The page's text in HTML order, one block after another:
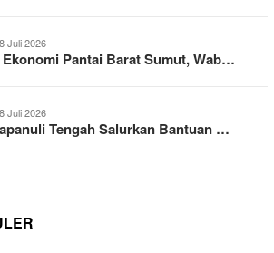
Juli 2026
Pantai Barat Sumut, Wab…
Juli 2026
Tengah Salurkan Bantuan …